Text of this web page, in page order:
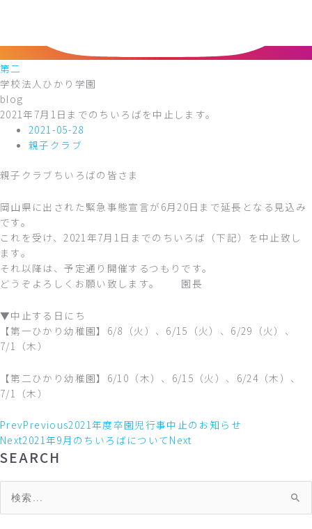
第二
学校法人ひかり学園
blog
2021年7月1日までのちいろばを中止します。
2021-05-28
親子クラブ
親子クラブちいろばの皆さま
岡山県に出された緊急事態宣言が6月20日まで延長となる見込み
です。
これを受け、2021年7月1日までのちいろば（下記）を中止致し
ます。
それ以降は、予定通り開催するつもりです。
どうぞよろしくお願い致します。 園長
▼中止する日にち
【第一ひかり幼稚園】6/8（火）、6/15（火）、6/29（火）、
7/1（木）
【第二ひかり幼稚園】6/10（木）、6/15（火）、6/24（木）、
7/1（木）
PrevPrevious2021年度卒園児行事中止のお知らせ
Next2021年9月のちいろばについて Next
SEARCH
索